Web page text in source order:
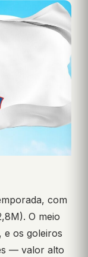
com
O meio
e os goleiros
— valor alto